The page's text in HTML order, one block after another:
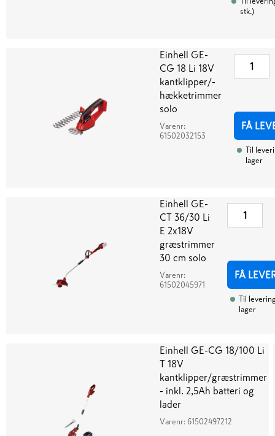
stk.)
Einhell GE-
CG 18 Li 18V
kantklipper/-
hækketrimmer
solo
Varenr:
61502032153
FÅ
Til
lager
Einhell GE-
CT 36/30 Li
E 2x18V
græstrimmer
30 cm solo
Varenr:
61502045971
FÅ
Til
lager
Einhell GE-CG 18/100 Li
T 18V
kantklipper/græstrimmer
- inkl. 2,5Ah batteri og
lader
Varenr: 61502497212